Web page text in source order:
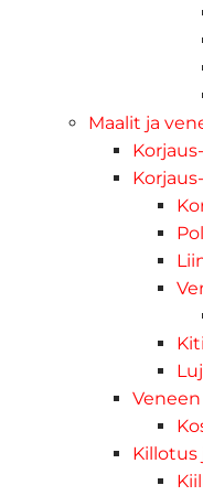
Maalit ja
Killotus